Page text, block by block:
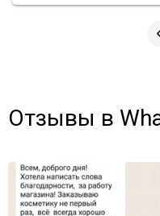
те моменты, когда
знакомым рекомендую
Отзывы в